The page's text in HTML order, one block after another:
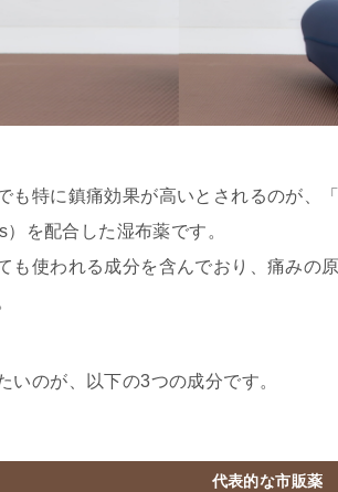
も特に鎮痛効果が高いとされるのが、
を配合した湿布薬です。
も使われる成分を含んでおり、痛みの
いのが、以下の3つの成分です。
代表的な市販薬